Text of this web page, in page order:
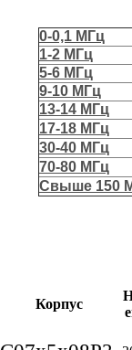
0-0,1 МГц
1-2 МГц
5-6 МГц
9-10 МГц
13-14 МГц
17-18 МГц
30-40 МГц
70-80 МГц
Свыше 150
Корпус